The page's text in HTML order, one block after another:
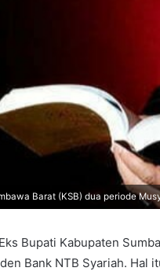
Barat (KSB) dua periode
Bupati Kabupaten
Bank NTB Syariah. Hal